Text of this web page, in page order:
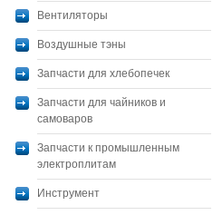
Вентиляторы
Воздушные тэны
Запчасти для хлебопечек
Запчасти для чайников и
самоваров
Запчасти к промышленным
электроплитам
Инструмент